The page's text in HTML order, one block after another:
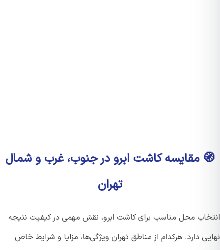
مقایسه کاشت ابرو در جنوب، غرب و شمال
تهران
محل مناسب برای کاشت ابرو، نقش مهمی در کیفیت نتیجه
دارد. هرکدام از مناطق تهران ویژگی‌ها، مزایا و شرایط خاص